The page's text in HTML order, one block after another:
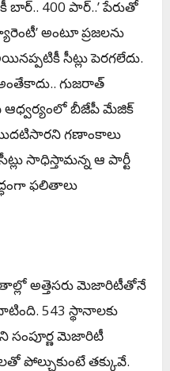
బార్‌.. 400 పార్..’ పేరుతో
అంటూ ప్ర‌జ‌ల‌ను
సీట్లు పెరగలేదు.
గుజరాత్‌
బీజేపీ మేజిక్‌
గ‌ణాంకాలు
సాధిస్తామ‌న్న ఆ పార్టీ
ఫ‌లితాలు
అత్తెసరు మెజారిటీతోనే
543 స్థానాలకు
సంపూర్ణ మెజారిటీ
పోల్చుకుంటే త‌క్కువే.